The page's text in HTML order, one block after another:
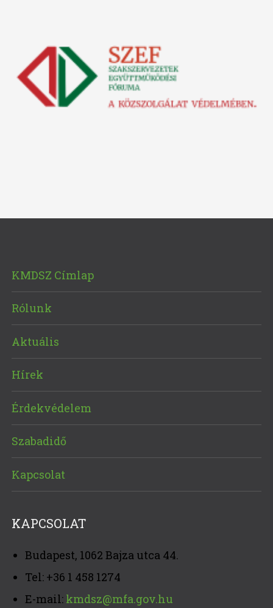
KMDSZ Címlap
Rólunk
Aktuális
Hírek
Érdekvédelem
Szabadidő
Kapcsolat
KAPCSOLAT
Budapest, 1062 Bajza utca 44.
Tel: +36 1 458 1274
E-mail: kmdsz@mfa.gov.hu